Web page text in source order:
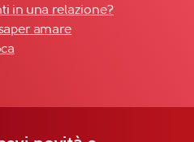
in una relazione?
amare